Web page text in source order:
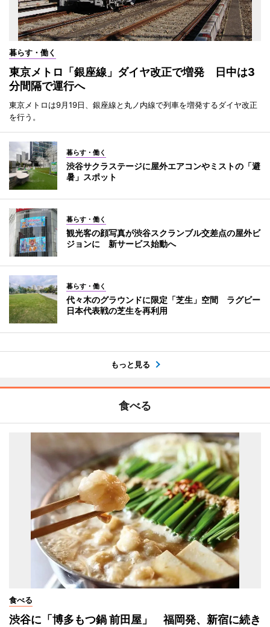
暮らす・働く
東京メトロ「銀座線」ダイヤ改正で増発 日中は3
分間隔で運行へ
東京メトロは9月19日、銀座線と丸ノ内線で列車を増発するダイヤ改正
を行う。
暮らす・働く
渋谷サクラステージに屋外エアコンやミストの「避
暑」スポット
暮らす・働く
観光客の顔写真が渋谷スクランブル交差点の屋外ビ
ジョンに 新サービス始動へ
暮らす・働く
代々木のグラウンドに限定「芝生」空間 ラグビー
日本代表戦の芝生を再利用
もっと見る
食べる
食べる
渋谷に「博多もつ鍋 前田屋」 福岡発、新宿に続き